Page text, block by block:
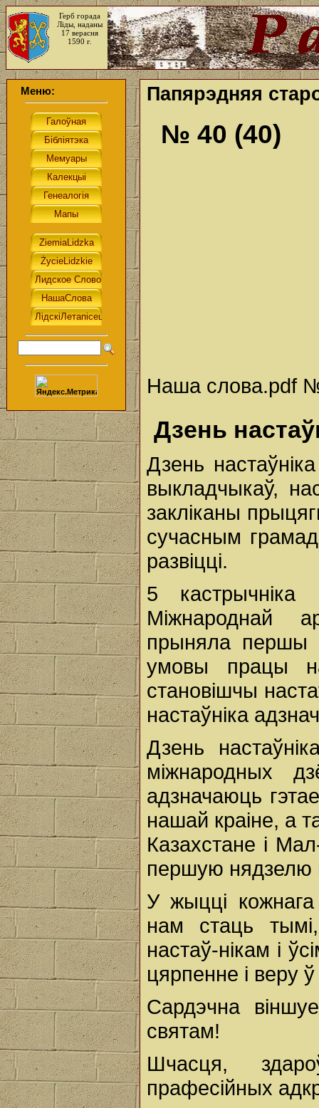
Герб горада
Ліды, наданы
17 верасня
1590 г.
Меню: Папярэдняя
№ 40 (40)
Наша слова.pdf №
Дзень
Дзень
выкладчыкаў,
закліканы
сучасным
развіцці.
5
Міжнароднай
прыняла першы
умовы працы
становішчы
настаўніка
Дзень
міжнародных
адзначаюць
нашай краіне, а
Казахстане і
першую нядзелю
У жыцці кожнага
нам стаць
настаў-нікам і
цярпенне і веру
Сардэчна
святам!
Шчасця,
прафесійных